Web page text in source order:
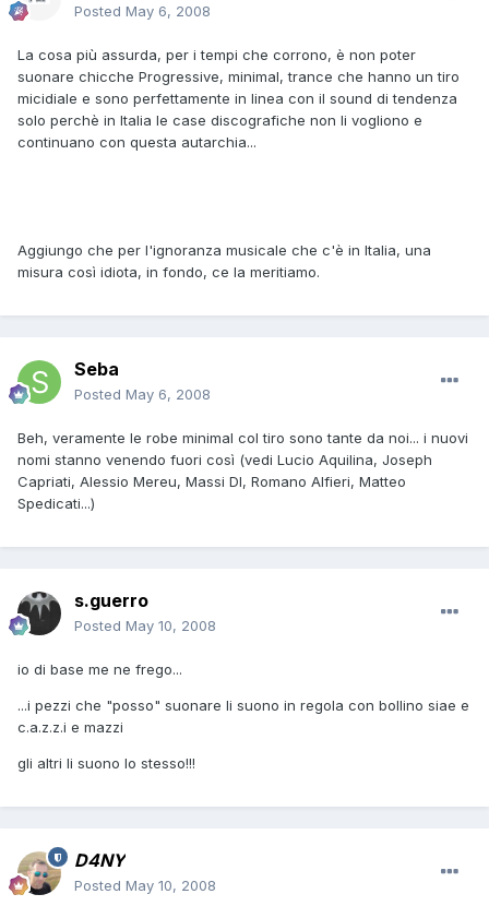
Posted May 6, 2008
La cosa più assurda, per i tempi che corrono, è non poter
suonare chicche Progressive, minimal, trance che hanno un tiro
micidiale e sono perfettamente in linea con il sound di tendenza
solo perchè in Italia le case discografiche non li vogliono e
continuano con questa autarchia...
Aggiungo che per l'ignoranza musicale che c'è in Italia, una
misura così idiota, in fondo, ce la meritiamo.
Seba
Posted May 6, 2008
Beh, veramente le robe minimal col tiro sono tante da noi... i nuovi
nomi stanno venendo fuori così (vedi Lucio Aquilina, Joseph
Capriati, Alessio Mereu, Massi Dl, Romano Alfieri, Matteo
Spedicati...)
s.guerro
Posted May 10, 2008
io di base me ne frego...
...i pezzi che "posso" suonare li suono in regola con bollino siae e
c.a.z.z.i e mazzi
gli altri li suono lo stesso!!!
D4NY
Posted May 10, 2008